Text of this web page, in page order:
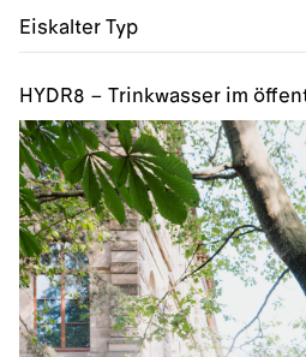
Eiskalter Typ
HYDR8 – Trinkwasser im